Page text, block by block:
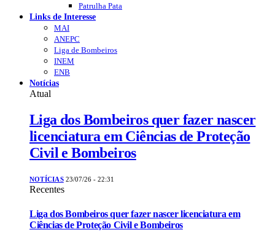
Patrulha Pata
Links de Interesse
MAI
ANEPC
Liga de Bombeiros
INEM
ENB
Notícias
Atual
Liga dos Bombeiros quer fazer nascer
licenciatura em Ciências de Proteção
Civil e Bombeiros
NOTÍCIAS 23/07/26 - 22:31
Recentes
Liga dos Bombeiros quer fazer nascer licenciatura em
Ciências de Proteção Civil e Bombeiros